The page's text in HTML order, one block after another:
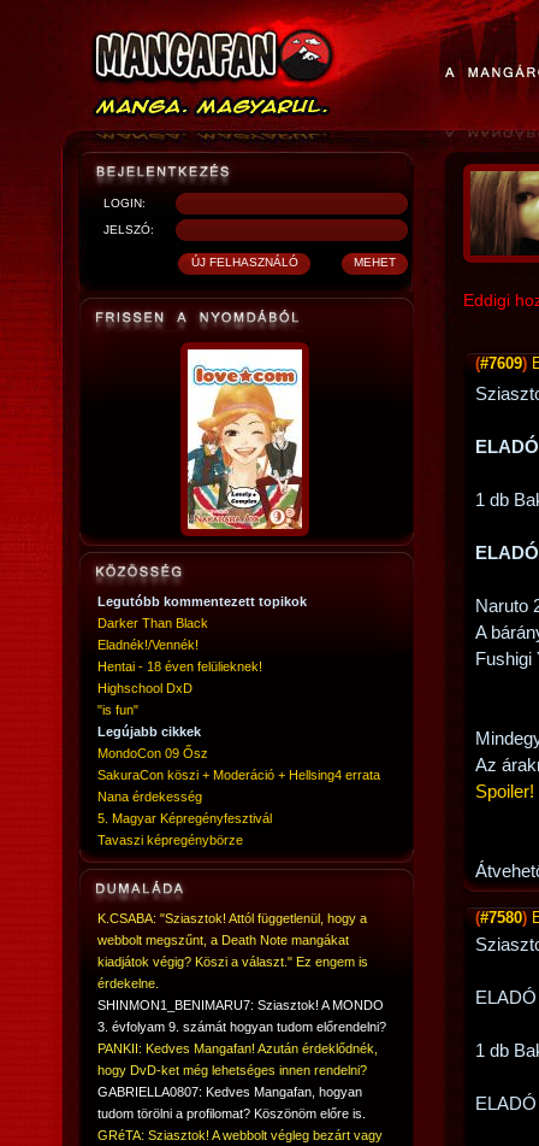
LOGIN:
JELSZÓ:
Legutóbb kommentezett topikok
Darker Than Black
Eladnék!/Vennék!
Hentai - 18 éven felülieknek!
Highschool DxD
"is fun"
Legújabb cikkek
MondoCon 09 Ősz
SakuraCon köszi + Moderáció + Hellsing4 errata
Nana érdekesség
5. Magyar Képregényfesztivál
Tavaszi képregénybörze
K.CSABA: "Sziasztok! Attól függetlenül, hogy a
webbolt megszűnt, a Death Note mangákat
kiadjátok végig? Köszi a választ." Ez engem is
érdekelne.
SHINMON1_BENIMARU7: Sziasztok! A MONDO
3. évfolyam 9. számát hogyan tudom előrendelni?
PANKII: Kedves Mangafan! Azután érdeklődnék,
hogy DvD-ket még lehetséges innen rendelni?
GABRIELLA0807: Kedves Mangafan, hogyan
tudom törölni a profilomat? Köszönöm előre is.
GRéTA: Sziasztok! A webbolt végleg bezárt vagy
Eddigi
(#7609)
1 db
Naruto
A
Fushigi
Az
(#7580)
1 db